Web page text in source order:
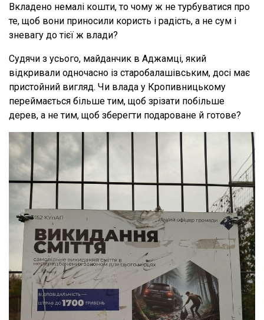
Вкладено немалі кошти, то чому ж не турбуватися про
те, щоб вони приносили користь і радість, а не сум і
зневагу до тієї ж влади?
Судячи з усього, майданчик в Аджамці, який
відкривали одночасно із старобалашівським, досі має
пристойний вигляд. Чи влада у Кропивницькому
переймається більше тим, щоб зрізати побільше
дерев, а не тим, щоб зберегти подароване й готове?